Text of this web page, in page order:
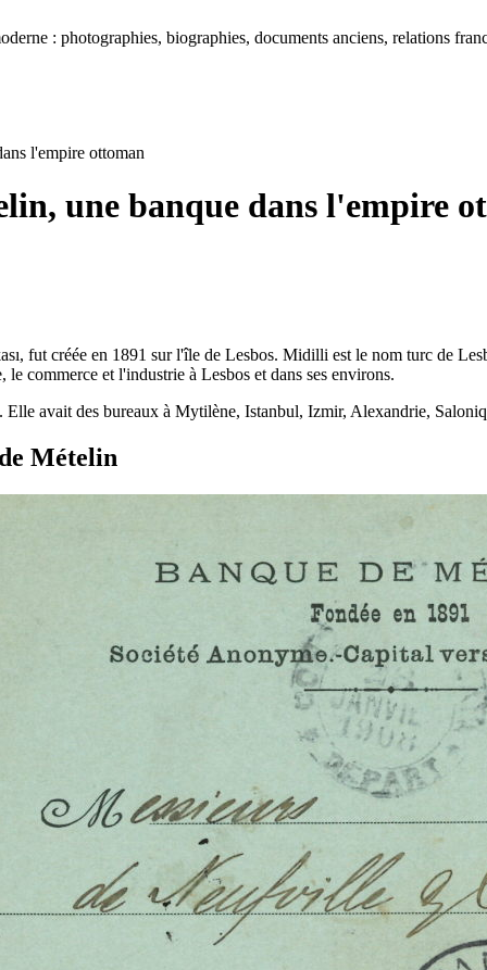
: photographies, biographies, documents anciens, relations
l'empire ottoman
une banque dans l'empire
fut créée en 1891 sur l'île de Lesbos. Midilli est le nom turc de
commerce et l'industrie à Lesbos et dans ses environs.
Elle avait des bureaux à Mytilène, Istanbul, Izmir, Alexandrie,
Mételin